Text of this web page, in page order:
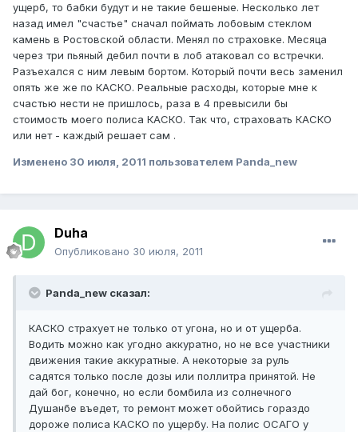
ущерб, то бабки будут и не такие бешеные. Несколько лет
назад имел "счастье" сначал поймать лобовым стеклом
камень в Ростовской области. Менял по страховке. Месяца
через три пьяный дебил почти в лоб атаковал со встречки.
Разъехался с ним левым бортом. Который почти весь заменил
опять же же по КАСКО. Реальные расходы, которые мне к
счастью нести не пришлось, раза в 4 превысили бы
стоимость моего полиса КАСКО. Так что, страховать КАСКО
или нет - каждый решает сам .
Изменено 30 июля, 2011 пользователем Panda_new
Duha
Опубликовано 30 июля, 2011
Panda_new сказал:
КАСКО страхует не только от угона, но и от ущерба.
Водить можно как угодно аккуратно, но не все участники
движения такие аккуратные. А некоторые за руль
садятся только после дозы или поллитра принятой. Не
дай бог, конечно, но если бомбила из солнечного
Душанбе въедет, то ремонт может обойтись гораздо
дороже полиса КАСКО по ущербу. На полис ОСАГО у